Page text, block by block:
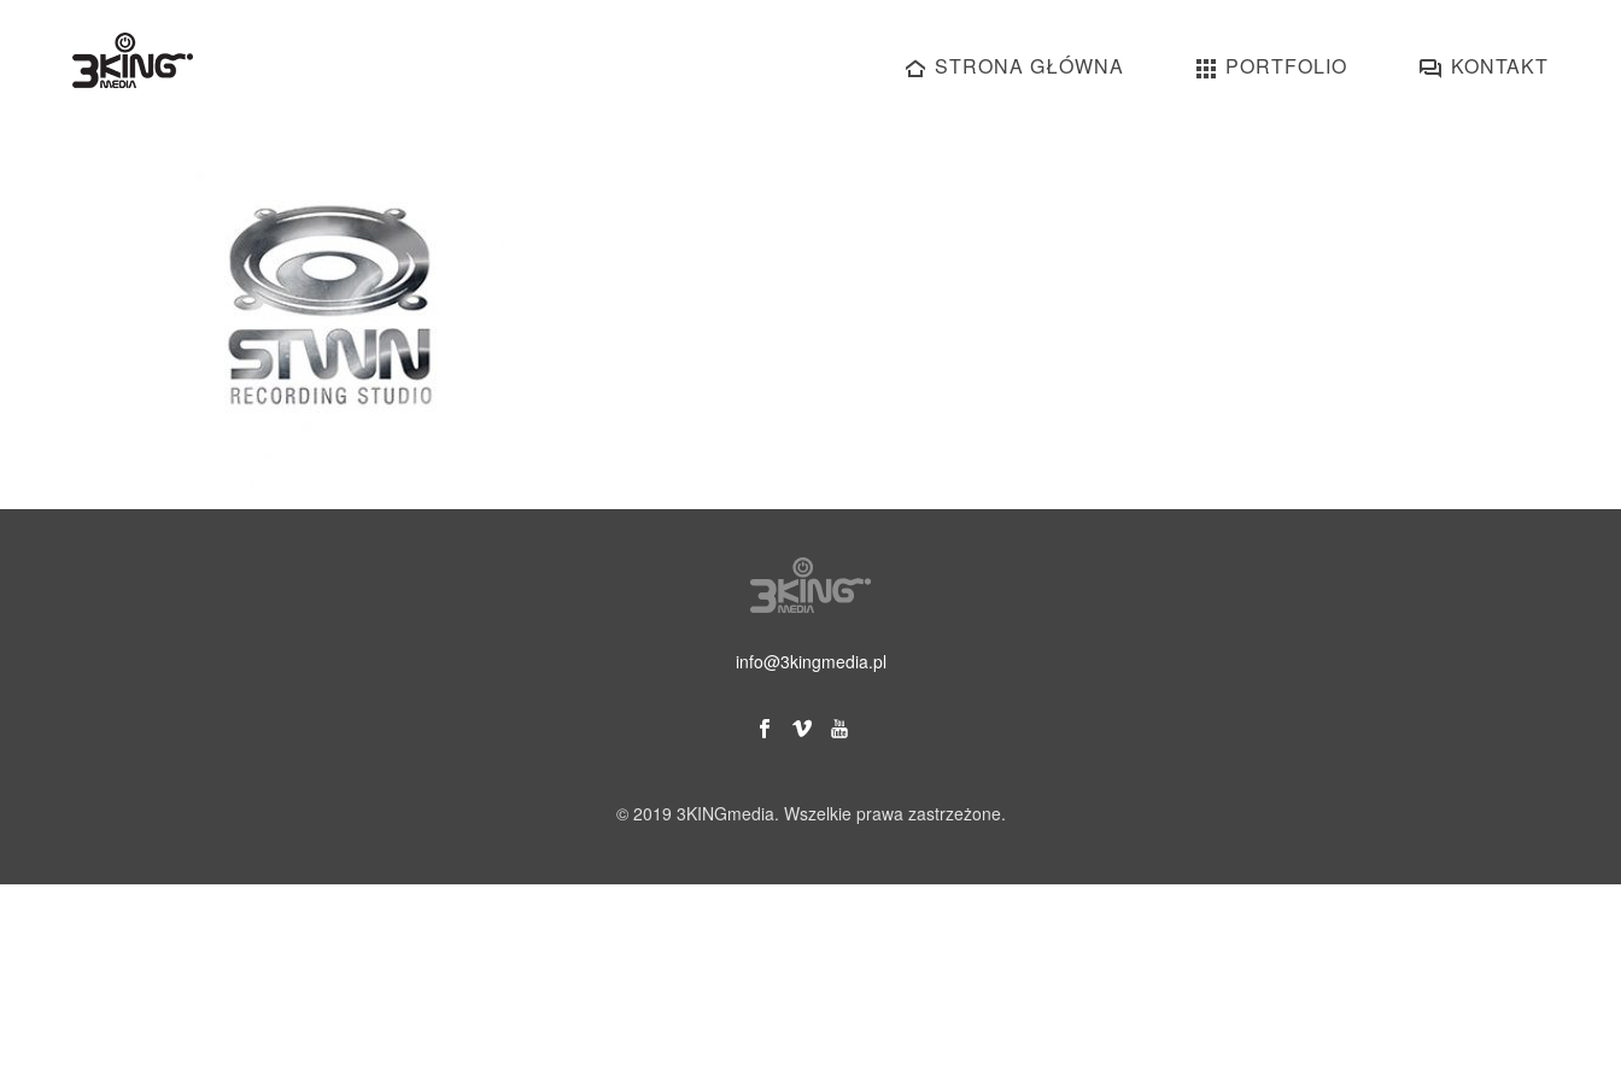
STRONA GŁÓWNA PORTFOLIO KONTAKT
info@3kingmedia.pl
© 2019 3KINGmedia. Wszelkie prawa zastrzeżone.